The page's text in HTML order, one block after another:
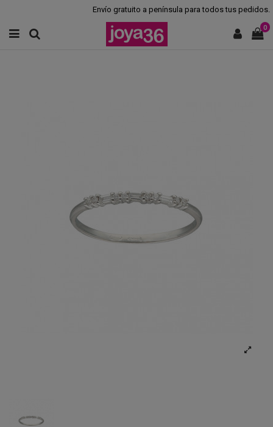
Envío gratuito a península para todos tus pedidos.
0